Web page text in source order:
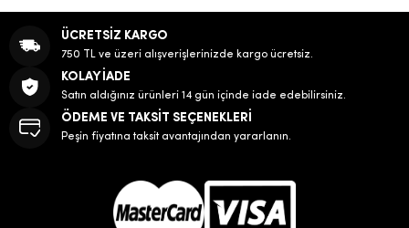
ÜCRETSİZ KARGO
750 TL ve üzeri alışverişlerinizde kargo ücretsiz.
KOLAY İADE
Satın aldığınız ürünleri 14 gün içinde iade edebilirsiniz.
ÖDEME VE TAKSİT SEÇENEKLERİ
Peşin fiyatına taksit avantajından yararlanın.